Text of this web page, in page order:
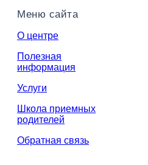
Меню сайта
О центре
Полезная
информация
Услуги
Школа приемных
родителей
Обратная связь